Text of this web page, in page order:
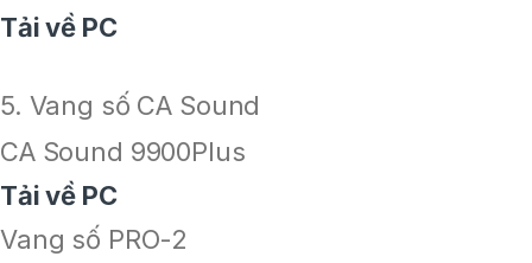
Tải về PC
5. Vang số CA Sound
CA Sound 9900Plus
Tải về PC
Vang số PRO-2